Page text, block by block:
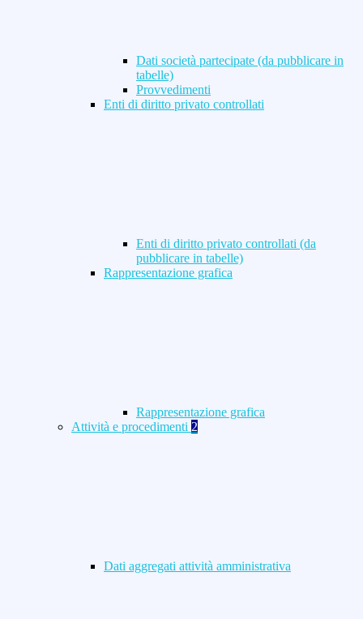
Dati società partecipate (da pubblicare in
tabelle)
Provvedimenti
Enti di diritto privato controllati
Enti di diritto privato controllati (da
pubblicare in tabelle)
Rappresentazione grafica
Rappresentazione grafica
Attività e procedimenti 2
Dati aggregati attività amministrativa